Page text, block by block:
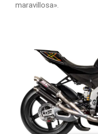
maravillosa».